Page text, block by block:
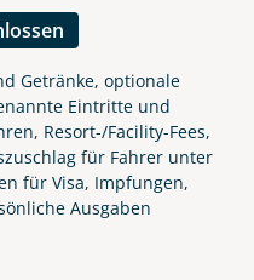
Getränke, optionale
Eintritte und
Resort-/Facility-Fees,
für Fahrer unter
für Visa, Impfungen,
Ausgaben